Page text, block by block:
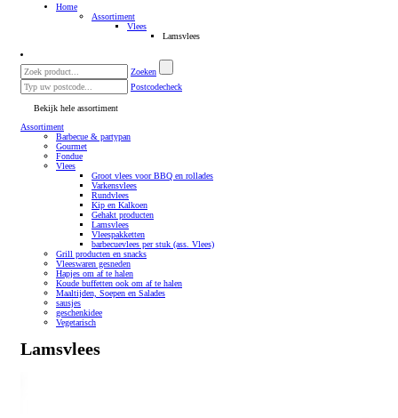
Home
Assortiment
Vlees
Lamsvlees
Zoeken
Postcodecheck
Bekijk hele assortiment
Assortiment
Barbecue & partypan
Gourmet
Fondue
Vlees
Groot vlees voor BBQ en rollades
Varkensvlees
Rundvlees
Kip en Kalkoen
Gehakt producten
Lamsvlees
Vleespakketten
barbecuevlees per stuk (ass. Vlees)
Grill producten en snacks
Vleeswaren gesneden
Hapjes om af te halen
Koude buffetten ook om af te halen
Maaltijden, Soepen en Salades
sausjes
geschenkidee
Vegetarisch
Lamsvlees